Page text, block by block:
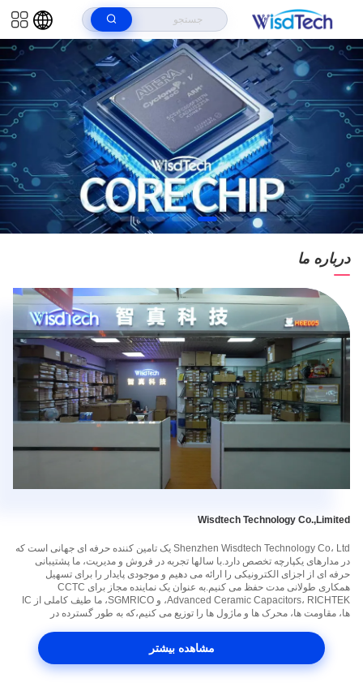
درباره ما
Wisdtech Technology Co.,Limited
Shenzhen Wisdtech Technology Co، Ltd یک تامین کننده حرفه ای جهانی است که
در مدارهای یکپارچه تخصص دارد.با سالها تجربه در فروش و مدیریت، ما پشتیبانی
حرفه ای از اجزای الکترونیکی را ارائه می دهیم و موجودی پایدار را برای تسهیل
همکاری طولانی مدت حفظ می کنیم.به عنوان یک نماینده مجاز برای CCTC
Advanced Ceramic Capacitors، RICHTEK، و SGMRICO، ما طیف کاملی از IC
ها، مقاومت ها، محرک ها و ماژول ها را توزیع می کنیم،که به طور گسترده در
مشاهده بیشتر